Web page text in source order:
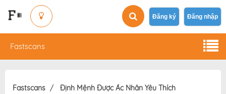
Đăng ký Đăng nhập
Fastscans
Fastscans Định Mệnh Được Ác Nhân Yêu Thích